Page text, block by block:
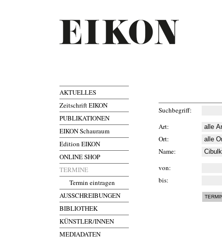
AKTUELLES
Zeitschrift EIKON
PUBLIKATIONEN
EIKON Schauraum
Edition EIKON
ONLINE SHOP
TERMINE
Termin eintragen
AUSSCHREIBUNGEN
BIBLIOTHEK
KÜNSTLER/INNEN
MEDIADATEN
Suchbegriff
Art
Ort
Name
von
bis